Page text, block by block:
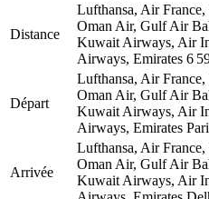
Distance
Lufthansa, Air
Oman Air, Gulf Air
Kuwait Airways, Air
Airways, Emirates 6
Départ
Lufthansa, Air
Oman Air, Gulf Air
Kuwait Airways, Air
Airways, Emirates
Arrivée
Lufthansa, Air
Oman Air, Gulf Air
Kuwait Airways, Air